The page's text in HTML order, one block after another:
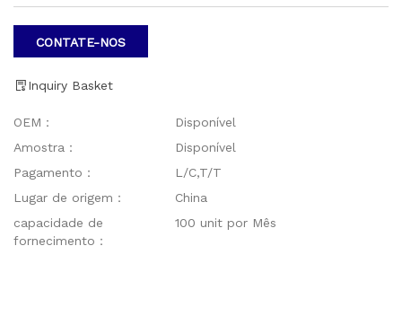
CONTATE-NOS
Inquiry Basket
OEM：
Disponível
Amostra：
Disponível
Pagamento：
L/C,T/T
Lugar de origem：
China
capacidade de
fornecimento：
100 unit por Mês